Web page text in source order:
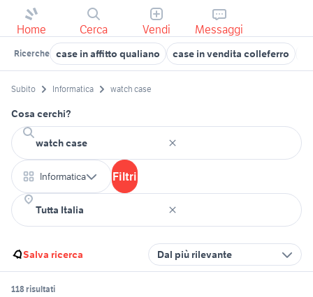
Home Cerca Vendi Messaggi
Ricerche case in affitto qualiano case in vendita colleferro
Subito Informatica watch case
Cosa cerchi?
Informatica Filtri
Salva ricerca Dal più rilevante
118 risultati